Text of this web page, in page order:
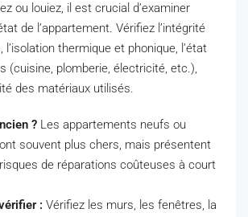
ou louiez, il est crucial d’examiner
de l’appartement. Vérifiez l’intégrité
thermique et phonique, l’état
(cuisine, plomberie, électricité, etc.),
des matériaux utilisés.
? Les appartements neufs ou
souvent plus chers, mais présentent
de réparations coûteuses à court
: Vérifiez les murs, les fenêtres, la